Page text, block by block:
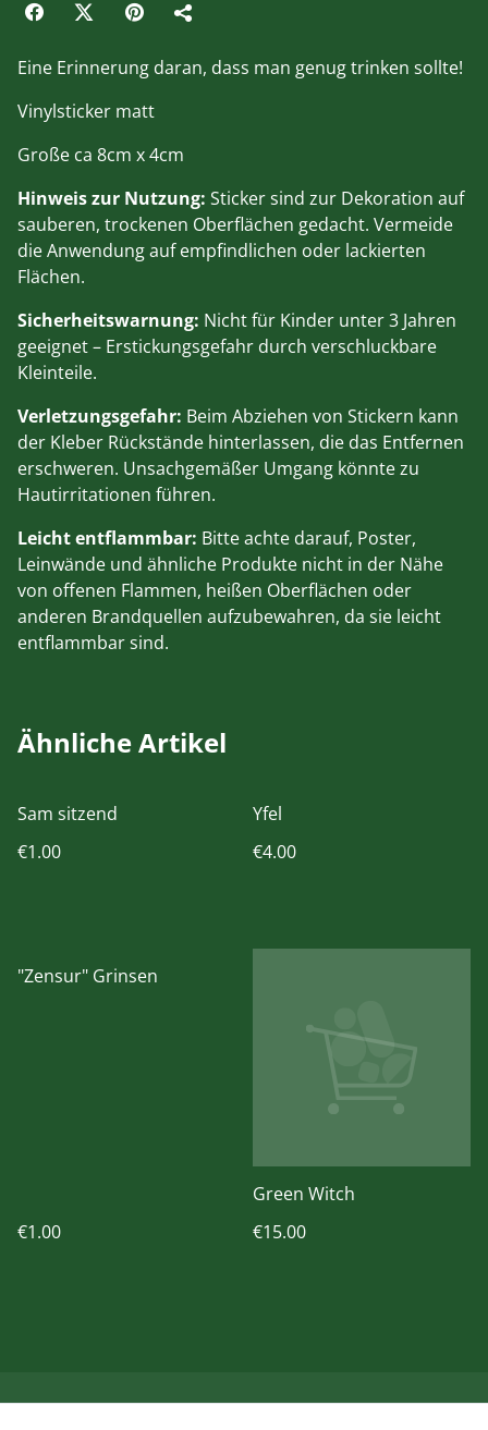
Eine Erinnerung daran, dass man genug trinken sollte!
Vinylsticker matt
Große ca 8cm x 4cm
Hinweis zur Nutzung: Sticker sind zur Dekoration auf
sauberen, trockenen Oberflächen gedacht. Vermeide
die Anwendung auf empfindlichen oder lackierten
Flächen.
Sicherheitswarnung: Nicht für Kinder unter 3 Jahren
geeignet – Erstickungsgefahr durch verschluckbare
Kleinteile.
Verletzungsgefahr: Beim Abziehen von Stickern kann
der Kleber Rückstände hinterlassen, die das Entfernen
erschweren. Unsachgemäßer Umgang könnte zu
Hautirritationen führen.
Leicht entflammbar: Bitte achte darauf, Poster,
Leinwände und ähnliche Produkte nicht in der Nähe
von offenen Flammen, heißen Oberflächen oder
anderen Brandquellen aufzubewahren, da sie leicht
entflammbar sind.
Ähnliche Artikel
Sam sitzend
€1.00
Yfel
€4.00
"Zensur" Grinsen
€1.00
Green Witch
€15.00